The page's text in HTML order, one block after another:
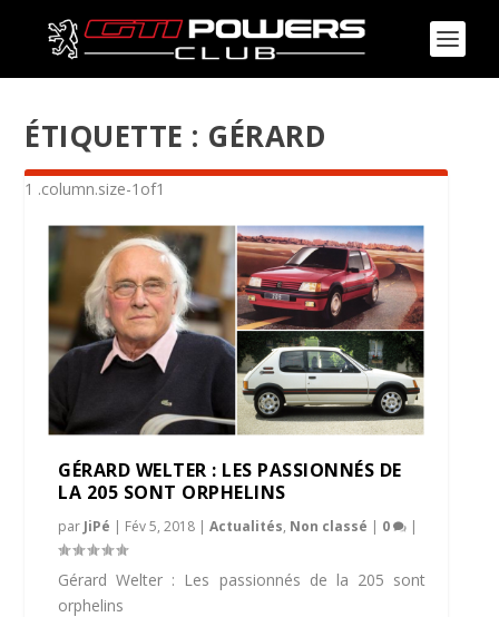
ÉTIQUETTE : GÉRARD
GÉRARD WELTER : LES PASSIONNÉS DE
LA 205 SONT ORPHELINS
par JiPé | Fév 5, 2018 |Actualités, Non classé | 0 |
Gérard Welter : Les passionnés de la 205 sont
orphelins